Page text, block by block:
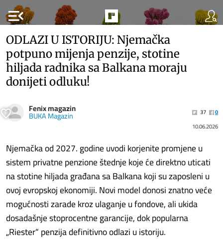
menu_open
ODLAZI U ISTORIJU: Njemačka
potpuno mijenja penzije, stotine
hiljada radnika sa Balkana moraju
donijeti odluku!
Fenix magazin
BUKA Magazin 37
0
10.06.2026
Njemačka od 2027. godine uvodi korjenite promjene u
sistem privatne penzione štednje koje će direktno uticati
na stotine hiljada građana sa Balkana koji su zaposleni u
ovoj evropskoj ekonomiji. Novi model donosi znatno veće
mogućnosti zarade kroz ulaganje u fondove, ali ukida
dosadašnje stoprocentne garancije, dok popularna
„Riester“ penzija definitivno odlazi u istoriju.